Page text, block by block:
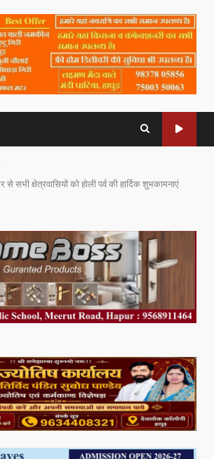
सभी क्षेत्रवासियों को होली पर्व की हार्दिक शुभकामनाएं